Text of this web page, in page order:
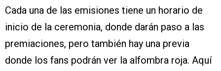
Cada una de las emisiones tiene un horario de
inicio de la ceremonia, donde darán paso a las
premiaciones, pero también hay una previa
donde los fans podrán ver la alfombra roja. Aquí